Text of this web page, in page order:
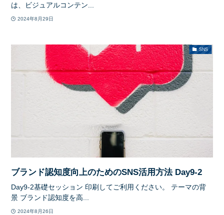
は、ビジュアルコンテン...
2024年8月29日
SNS
ブランド認知度向上のためのSNS活用方法 Day9-2
Day9-2基礎セッション 印刷してご利用ください。 テーマの背
景 ブランド認知度を高...
2024年8月26日